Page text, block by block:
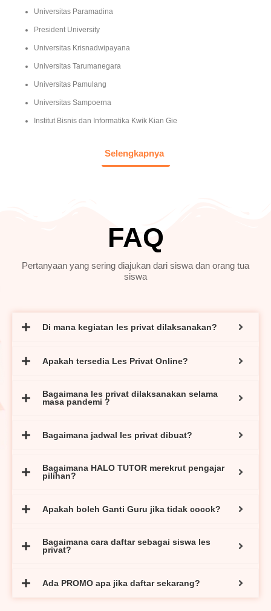
Universitas Paramadina
President University
Universitas Krisnadwipayana
Universitas Tarumanegara
Universitas Pamulang
Universitas Sampoerna
Institut Bisnis dan Informatika Kwik Kian Gie
Selengkapnya
FAQ
Pertanyaan yang sering diajukan dari siswa dan orang tua
siswa
Di mana kegiatan les privat dilaksanakan?
Apakah tersedia Les Privat Online?
Bagaimana les privat dilaksanakan selama
masa pandemi ?
Bagaimana jadwal les privat dibuat?
Bagaimana HALO TUTOR merekrut pengajar
pilihan?
Apakah boleh Ganti Guru jika tidak cocok?
Bagaimana cara daftar sebagai siswa les
privat?
Ada PROMO apa jika daftar sekarang?